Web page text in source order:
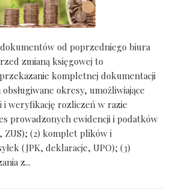
od poprzedniego biura
zmianą księgowej to
kompletnej dokumentacji
okresy, umożliwiające
i weryfikację rozliczeń w razie
prowadzonych ewidencji i podatków
ZUS); (2) komplet plików i
(JPK, deklaracje, UPO); (3)
z...